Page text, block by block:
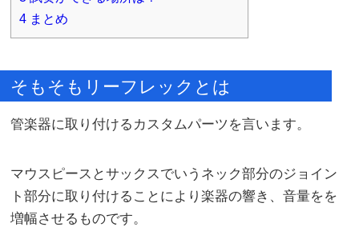
4 まとめ
そもそもリーフレックとは
管楽器に取り付けるカスタムパーツを言います。
マウスピースとサックスでいうネック部分のジョイン
ト部分に取り付けることにより楽器の響き、音量をを
増幅させるものです。